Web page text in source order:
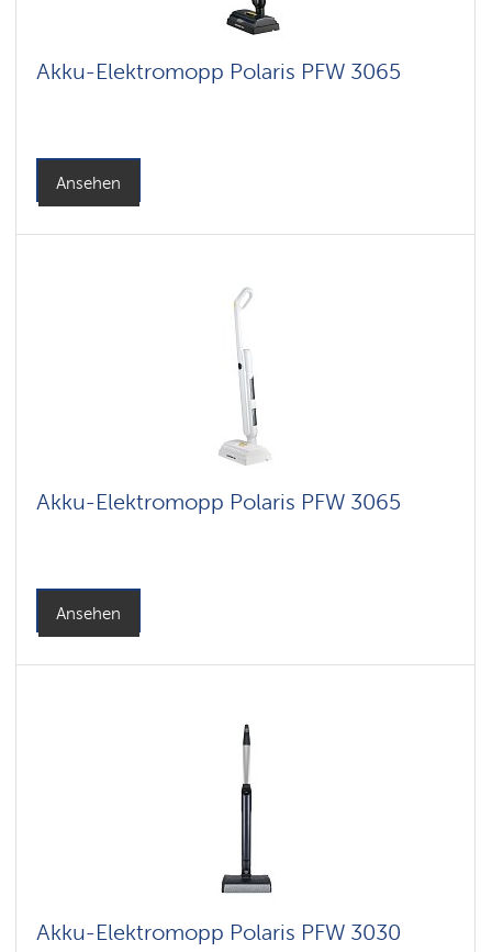
Akku-Elektromopp Polaris PFW 3065
Ansehen
Akku-Elektromopp Polaris PFW 3065
Ansehen
Akku-Elektromopp Polaris PFW 3030